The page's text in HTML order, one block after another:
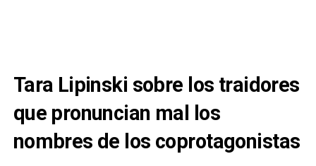
Tara Lipinski sobre los traidores
que pronuncian mal los
nombres de los coprotagonistas